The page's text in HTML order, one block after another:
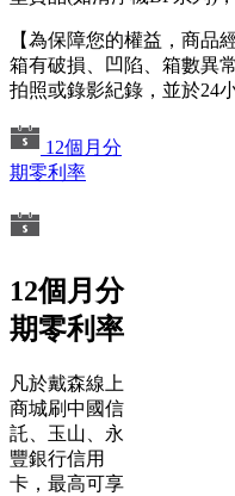
【為保障您的權益，商品
箱有破損、凹陷、箱數異
拍照或錄影紀錄，並於24
12個月分
期零利率
12個月分
期零利率
凡於戴森線上
商城刷中國信
託、玉山、永
豐銀行信用
卡，最高可享